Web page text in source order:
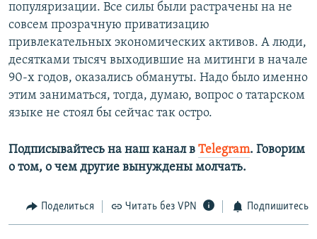
популяризации. Все силы были растрачены на не
совсем прозрачную приватизацию
привлекательных экономических активов. А люди,
десятками тысяч выходившие на митинги в начале
90-х годов, оказались обмануты. Надо было именно
этим заниматься, тогда, думаю, вопрос о татарском
языке не стоял бы сейчас так остро.
Подписывайтесь на наш канал в Telegram. Говорим
о том, о чем другие вынуждены молчать.
Поделиться Читать без VPN Подпишитесь